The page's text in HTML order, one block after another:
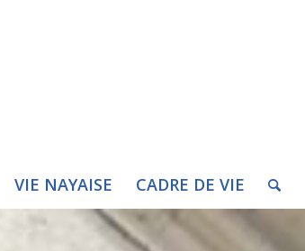
VIE NAYAISE CADRE DE VIE